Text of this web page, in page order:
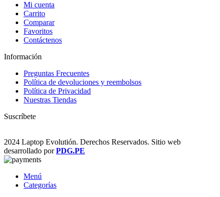
Mi cuenta
Carrito
Comparar
Favoritos
Contáctenos
Información
Preguntas Frecuentes
Política de devoluciones y reembolsos
Política de Privacidad
Nuestras Tiendas
Suscríbete
2024 Laptop Evolutión. Derechos Reservados. Sitio web
desarrollado porPDG.PE
Menú
Categorías